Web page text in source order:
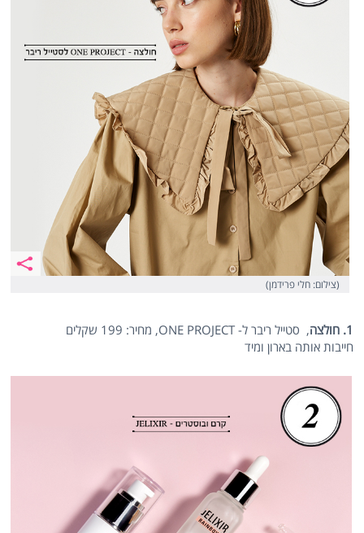
(צילום: חלי פרידמן)
1. חולצה
, סטייל ריבר ל- ONE PROJECT, מחיר: 199 שקלים
חייבות אותה בארון ומיד